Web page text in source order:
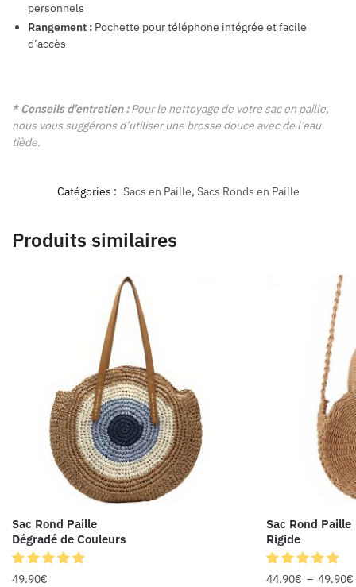
personnels
Rangement : Pochette pour téléphone intégrée et facile
d’accès
* Conseils d’entretien :Pour le nettoyage de votre sac en paille,
nous vous suggérons d’utiliser une brosse douce avec de l’eau
tiède.
Catégories : Sacs en Paille, Sacs Ronds en Paille
Produits similaires
Sac Rond Paille
Dégradé de Couleurs
49.90€
Sac Rond Paille
Rigide
44.90€ – 49.90€